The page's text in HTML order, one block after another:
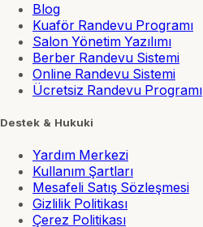
Blog
Kuaför Randevu Programı
Salon Yönetim Yazılımı
Berber Randevu Sistemi
Online Randevu Sistemi
Ücretsiz Randevu Programı
Destek & Hukuki
Yardım Merkezi
Kullanım Şartları
Mesafeli Satış Sözleşmesi
Gizlilik Politikası
Çerez Politikası